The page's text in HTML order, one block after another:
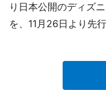
り日本公開のディズ
を、11月26日より先